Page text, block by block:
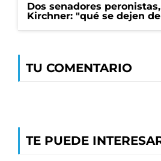
Dos senadores
Kirchner: "qué se dejen
TU COMENTARIO
TE PUEDE